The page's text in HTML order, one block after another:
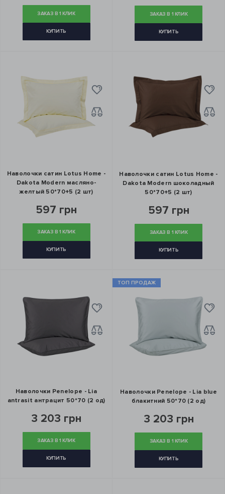
ЗАКАЗ В 1 КЛИК
КУПИТЬ
ЗАКАЗ В 1 КЛИК
КУПИТЬ
Наволочки сатин Lotus Home -
Dakota Modern масляно-
желтый 50*70+5 (2 шт)
597 грн
ЗАКАЗ В 1 КЛИК
КУПИТЬ
Наволочки сатин Lotus Home -
Dakota Modern шоколадный
50*70+5 (2 шт)
597 грн
ЗАКАЗ В 1 КЛИК
КУПИТЬ
Наволочки Penelope - Lia
antrasit антрацит 50*70 (2 од)
3 203 грн
ЗАКАЗ В 1 КЛИК
КУПИТЬ
ТОП ПРОДАЖ
Наволочки Penelope - Lia blue
блакитний 50*70 (2 од)
3 203 грн
ЗАКАЗ В 1 КЛИК
КУПИТЬ